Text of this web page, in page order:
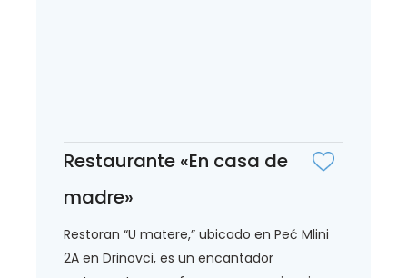
Restaurante «En casa de
madre»
Restoran “U matere,” ubicado en Peć Mlini
2A en Drinovci, es un encantador